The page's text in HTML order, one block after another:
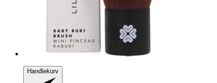
Handlekurv